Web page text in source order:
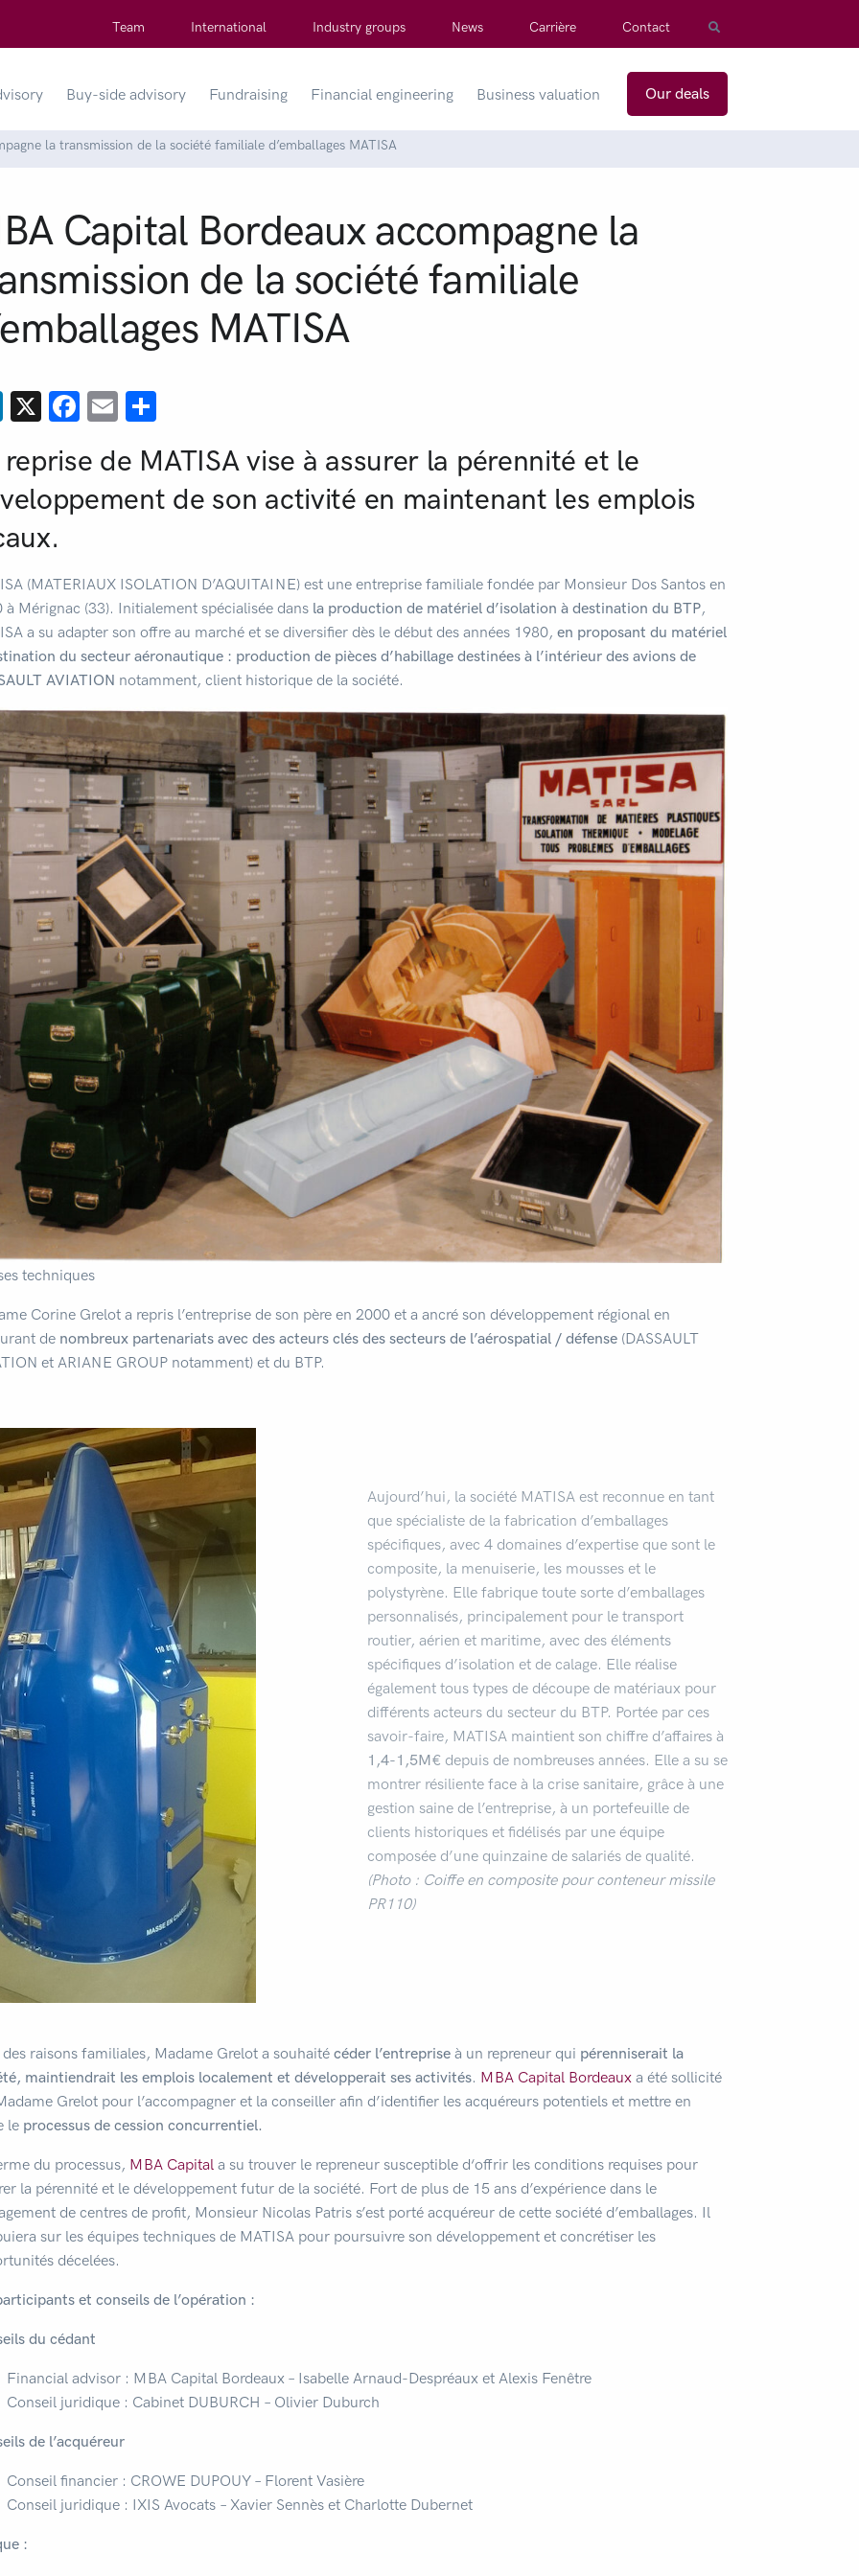
Team International Industry groups News Carrière Contact
Buy-side advisory Fundraising Financial engineering Business valuation Our deals
la transmission de la société familiale d’emballages MATISA
Capital Bordeaux accompagne la
de la société familiale
MATISA
LinkedIn
X Facebook
EmailShare
de MATISA vise à assurer la pérennité et le
de son activité en maintenant les emplois
(MATERIAUX ISOLATION D’AQUITAINE) est une entreprise familiale fondée par Monsieur Dos Santos en
à Mérignac (33). Initialement spécialisée dansla production de matériel d’isolation à destination du BTP,
a su adapter son offre au marché et se diversifier dès le début des années 1980, en proposant du matériel
du secteur aéronautique : production de pièces d’habillage destinées à l’intérieur des avions de
AVIATION notamment, client historique de la société.
techniques
Corine Grelot a repris l’entreprise de son père en 2000 et a ancré son développement régional en
de nombreux partenariats avec des acteurs clés des secteurs de l’aérospatial / défense (DASSAULT
et ARIANE GROUP notamment) et du BTP.
Aujourd’hui, la société MATISA est reconnue en tant
que spécialiste de la fabrication d’emballages
spécifiques, avec 4 domaines d’expertise que sont le
composite, la menuiserie, les mousses et le
polystyrène. Elle fabrique toute sorte d’emballages
personnalisés, principalement pour le transport
routier, aérien et maritime, avec des éléments
spécifiques d’isolation et de calage. Elle réalise
également tous types de découpe de matériaux pour
différents acteurs du secteur du BTP. Portée par ces
savoir-faire, MATISA maintient son chiffre d’affaires à
1,4-1,5M€ depuis de nombreuses années. Elle a su se
montrer résiliente face à la crise sanitaire, grâce à une
gestion saine de l’entreprise, à un portefeuille de
clients historiques et fidélisés par une équipe
composée d’une quinzaine de salariés de qualité.
(Photo : Coiffe en composite pour conteneur missile
PR110)
raisons familiales, Madame Grelot a souhaité céder l’entrepriseà un repreneur qui pérenniserait la
maintiendrait les emplois localement et développerait ses activités. MBA Capital Bordeauxa été sollicité
Grelot pour l’accompagner et la conseiller afin d’identifier les acquéreurs potentiels et mettre en
le processus de cession concurrentiel.
du processus, MBA Capital a su trouver le repreneur susceptible d‘offrir les conditions requises pour
la pérennité et le développement futur de la société. Fort de plus de 15 ans d’expérience dans le
de centres de profit, Monsieur Nicolas Patris s’est porté acquéreur de cette société d’emballages. Il
sur les équipes techniques de MATISA pour poursuivre son développement et concrétiser les
décelées.
et conseils de l’opération :
du cédant
Financial advisor : MBA Capital Bordeaux – Isabelle Arnaud-Despréaux et Alexis Fenêtre
Conseil juridique : Cabinet DUBURCH – Olivier Duburch
de l’acquéreur
Conseil financier : CROWE DUPOUY – Florent Vasière
Conseil juridique : IXIS Avocats – Xavier Sennès et Charlotte Dubernet
: